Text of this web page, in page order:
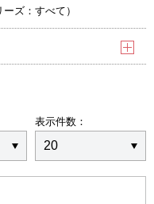
ーズ：すべて ）
表示件数：